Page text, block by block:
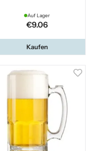
Auf Lager
€9.06
Kaufen